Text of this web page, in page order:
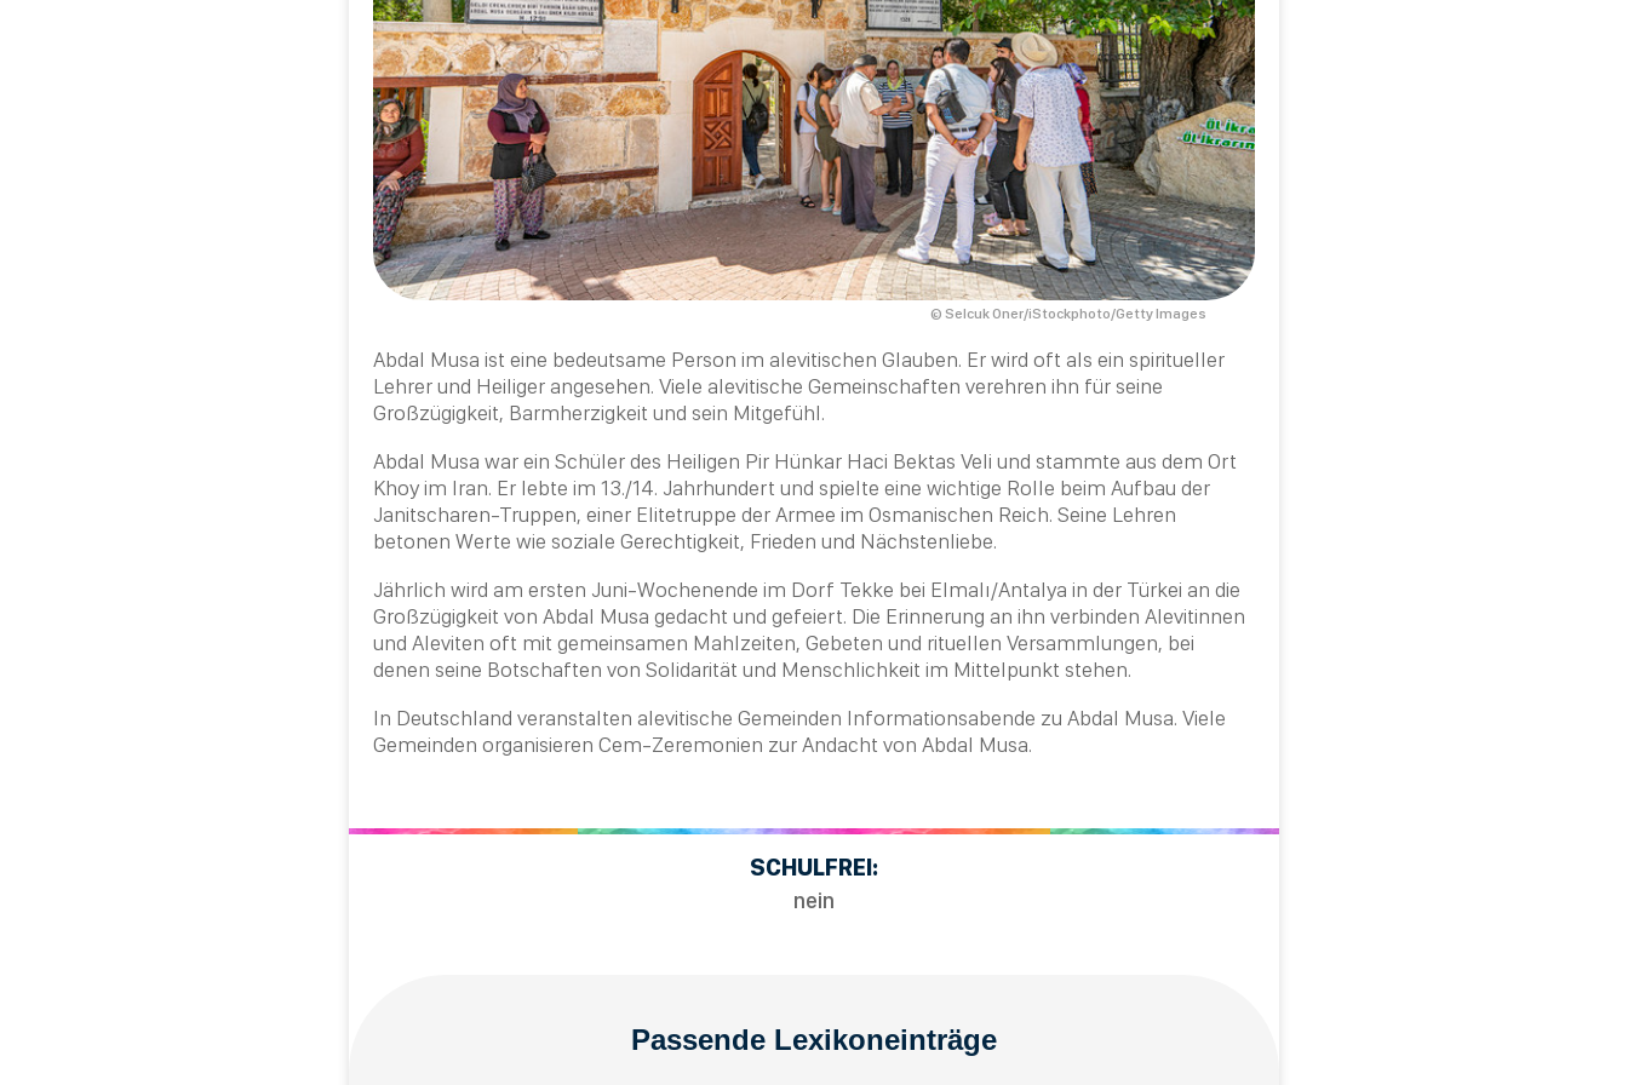
© Selcuk Oner/iStockphoto/Getty Images
Abdal Musa ist eine bedeutsame Person im alevitischen Glauben. Er wird oft als ein spiritueller
Lehrer und Heiliger angesehen. Viele alevitische Gemeinschaften verehren ihn für seine
Großzügigkeit, Barmherzigkeit und sein Mitgefühl.
Abdal Musa war ein Schüler des Heiligen Pir Hünkar Haci Bektas Veli und stammte aus dem Ort
Khoy im Iran. Er lebte im 13./14. Jahrhundert und spielte eine wichtige Rolle beim Aufbau der
Janitscharen-Truppen, einer Elitetruppe der Armee im Osmanischen Reich. Seine Lehren
betonen Werte wie soziale Gerechtigkeit, Frieden und Nächstenliebe.
Jährlich wird am ersten Juni-Wochenende im Dorf Tekke bei Elmalı/Antalya in der Türkei an die
Großzügigkeit von Abdal Musa gedacht und gefeiert. Die Erinnerung an ihn verbinden Alevitinnen
und Aleviten oft mit gemeinsamen Mahlzeiten, Gebeten und rituellen Versammlungen, bei
denen seine Botschaften von Solidarität und Menschlichkeit im Mittelpunkt stehen.
In Deutschland veranstalten alevitische Gemeinden Informationsabende zu Abdal Musa. Viele
Gemeinden organisieren Cem-Zeremonien zur Andacht von Abdal Musa.
SCHULFREI:
nein
Passende Lexikoneinträge